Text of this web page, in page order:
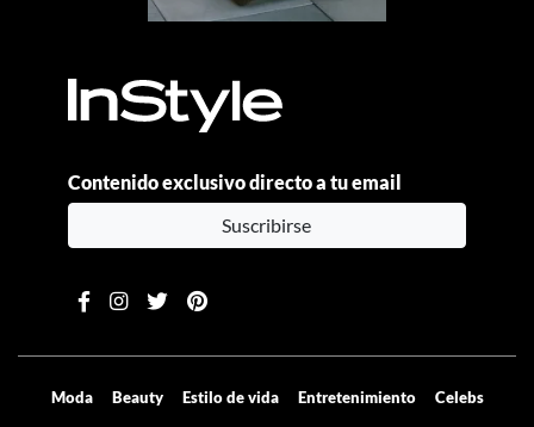
Contenido exclusivo directo a tu email
Suscribirse
Moda Beauty Estilo de vida Entretenimiento Celebs